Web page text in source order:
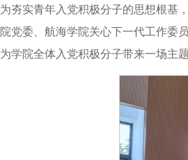
为夯实青年入党积极分子的思想根基
党委、航海学院关心下一代工作委
学院全体入党积极分子带来一场主